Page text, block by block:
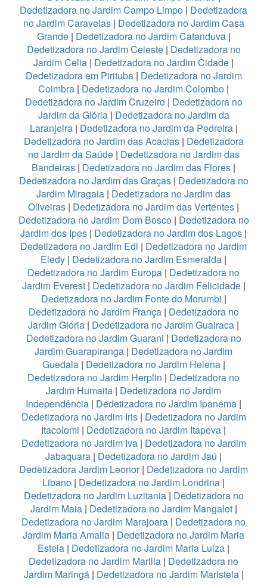
Dedetizadora no Jardim Campo Limpo | Dedetizadora
no Jardim Caravelas| Dedetizadora no Jardim Casa
Grande| Dedetizadora no Jardim Catanduva|
Dedetizadora no Jardim Celeste| Dedetizadora no
Jardim Celia | Dedetizadora no Jardim Cidade |
Dedetizadora em Pirituba| Dedetizadora no Jardim
Coimbra | Dedetizadora no Jardim Colombo |
Dedetizadora no Jardim Cruzeiro| Dedetizadora no
Jardim da Glória| Dedetizadora no Jardim da
Laranjeira| Dedetizadora no Jardim da Pedreira|
Dedetizadora no Jardim das Acacias| Dedetizadora
no Jardim da Saúde| Dedetizadora no Jardim das
Bandeiras | Dedetizadora no Jardim das Flores |
Dedetizadora no Jardim das Graças| Dedetizadora no
Jardim Miragaia | Dedetizadora no Jardim das
Oliveiras | Dedetizadora no Jardim das Vertentes |
Dedetizadora no Jardim Dom Bosco| Dedetizadora no
Jardim dos Ipes | Dedetizadora no Jardim dos Lagos |
Dedetizadora no Jardim Edi | Dedetizadora no Jardim
Eledy | Dedetizadora no Jardim Esmeralda |
Dedetizadora no Jardim Europa | Dedetizadora no
Jardim Everest| Dedetizadora no Jardim Felicidade|
Dedetizadora no Jardim Fonte do Morumbi |
Dedetizadora no Jardim França| Dedetizadora no
Jardim Glória | Dedetizadora no Jardim Guairaca |
Dedetizadora no Jardim Guarani | Dedetizadora no
Jardim Guarapiranga | Dedetizadora no Jardim
Guedala| Dedetizadora no Jardim Helena|
Dedetizadora no Jardim Herplin | Dedetizadora no
Jardim Humaita | Dedetizadora no Jardim
Independência | Dedetizadora no Jardim Ipanema |
Dedetizadora no Jardim Iris| Dedetizadora no Jardim
Itacolomi | Dedetizadora no Jardim Itapeva |
Dedetizadora no Jardim Iva| Dedetizadora no Jardim
Jabaquara | Dedetizadora no Jardim Jaú |
Dedetizadora Jardim Leonor| Dedetizadora no Jardim
Libano | Dedetizadora no Jardim Londrina |
Dedetizadora no Jardim Luzitania| Dedetizadora no
Jardim Maia| Dedetizadora no Jardim Mangalot|
Dedetizadora no Jardim Marajoara | Dedetizadora no
Jardim Maria Amalia | Dedetizadora no Jardim Maria
Estela | Dedetizadora no Jardim Maria Luiza |
Dedetizadora no Jardim Marilia | Dedetizadora no
Jardim Maringá| Dedetizadora no Jardim Maristela|